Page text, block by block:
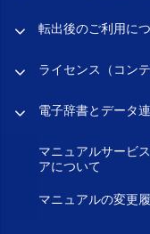
転出後のご利用に
ライセンス（コン
電子辞書とデータ
マニュアルサービ
アについて
マニュアルの変更